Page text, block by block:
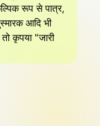
रूप से पात्र,
आदि भी
कृपया "जारी